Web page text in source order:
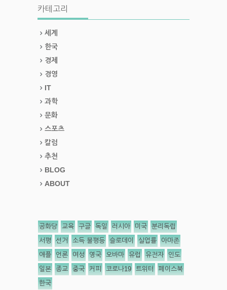
카테고리
세계
한국
경제
경영
IT
과학
문화
스포츠
칼럼
추천
BLOG
ABOUT
공화당 교육 구글 독일 러시아 미국 분리독립
서평 선거 소득 불평등 슬로데이 실업률 아마존
애플 언론 여성 영국 오바마 유럽 유전자 인도
일본 종교 중국 커피 코로나19 트위터 페이스북
한국